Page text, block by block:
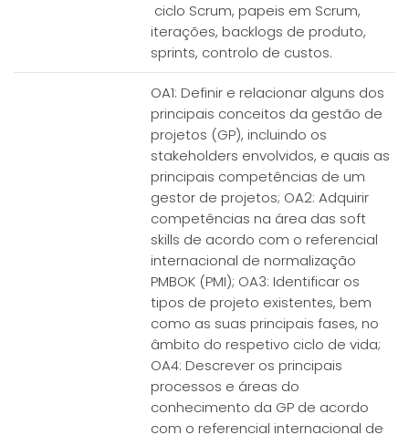
ciclo Scrum, papeis em Scrum,
iterações, backlogs de produto,
sprints, controlo de custos.
OA1: Definir e relacionar alguns dos
principais conceitos da gestão de
projetos (GP), incluindo os
stakeholders envolvidos, e quais as
principais competências de um
gestor de projetos; OA2: Adquirir
competências na área das soft
skills de acordo com o referencial
internacional de normalização
PMBOK (PMI); OA3: Identificar os
tipos de projeto existentes, bem
como as suas principais fases, no
âmbito do respetivo ciclo de vida;
OA4: Descrever os principais
processos e áreas do
conhecimento da GP de acordo
com o referencial internacional de